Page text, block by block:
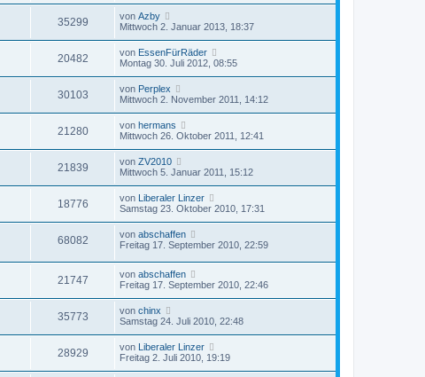
35299 von Azby
Mittwoch 2. Januar 2013, 18:37
20482 von EssenFürRäder
Montag 30. Juli 2012, 08:55
30103 von Perplex
Mittwoch 2. November 2011, 14:12
21280 von hermans
Mittwoch 26. Oktober 2011, 12:41
21839 von ZV2010
Mittwoch 5. Januar 2011, 15:12
18776 von Liberaler Linzer
Samstag 23. Oktober 2010, 17:31
68082 von abschaffen
Freitag 17. September 2010, 22:59
21747 von abschaffen
Freitag 17. September 2010, 22:46
35773 von chinx
Samstag 24. Juli 2010, 22:48
28929 von Liberaler Linzer
Freitag 2. Juli 2010, 19:19